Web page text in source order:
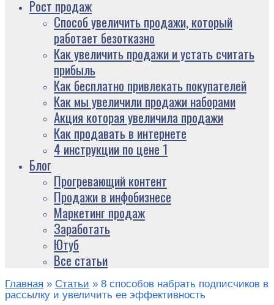
Рост продаж
Способ увеличить продажи, который
работает безотказно
Как увеличить продажи и устать считать
прибыль
Как бесплатно привлекать покупателей
Как мы увеличили продажи наборами
Акция которая увеличила продажи
Как продавать в интернете
4 инструкции по цене 1
Блог
Прогревающий контент
Продажи в инфобизнесе
Маркетинг продаж
Заработать
Ютуб
Все статьи
Главная » Статьи » 8 способов набрать подписчиков в
рассылку и увеличить ее эффективность